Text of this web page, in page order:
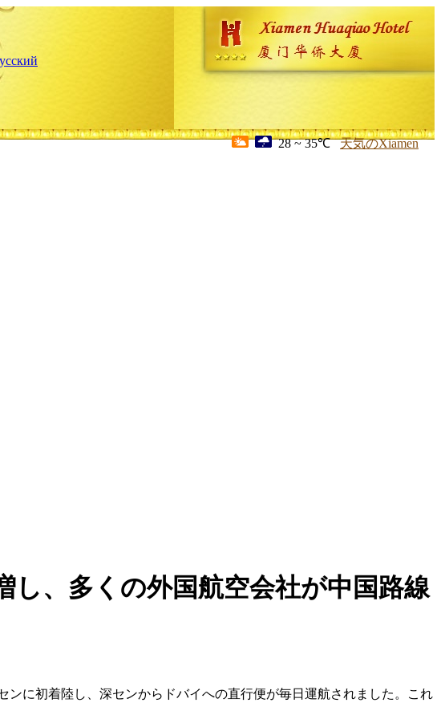
28 ~ 35℃ 天気のXiamen
し、多くの外国航空会社が中国路線
に初着陸し、深センからドバイへの直行便が毎日運航されました。これ